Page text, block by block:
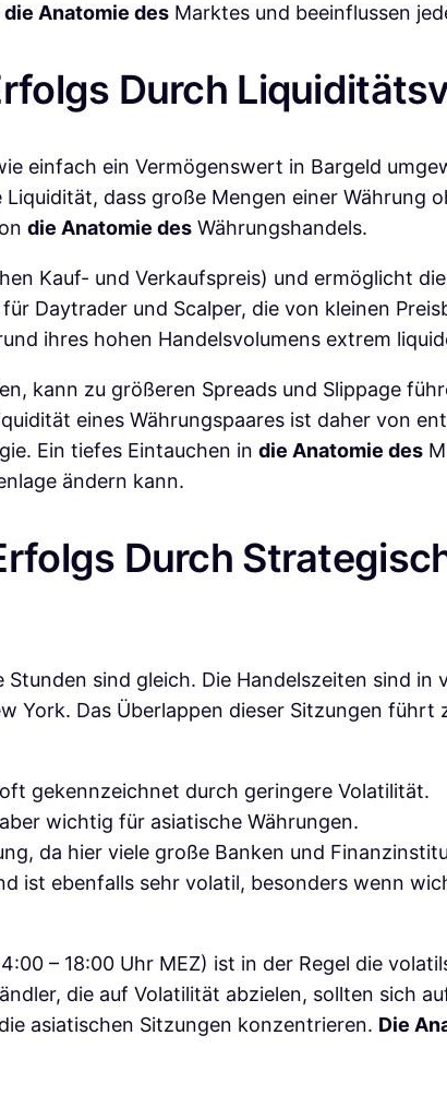
die Anatomie des Marktes und beeinflussen
Durch
einfach ein Vermögenswert in Bargeld
dass große Mengen einer Währung
die Anatomie des Währungshandels.
Kauf- und Verkaufspreis) und ermöglicht
Daytrader und Scalper, die von kleinen
ihres hohen Handelsvolumens extrem
kann zu größeren Spreads und Slippage
eines Währungspaares ist daher von
Ein tiefes Eintauchen in die Anatomie des
ändern kann.
Durch
sind gleich. Die Handelszeiten sind
York. Das Überlappen dieser Sitzungen
gekennzeichnet durch geringere Volatilität.
wichtig für asiatische Währungen.
da hier viele große Banken und
ist ebenfalls sehr volatil, besonders wenn
– 18:00 Uhr MEZ) ist in der Regel die
die auf Volatilität abzielen, sollten sich
asiatischen Sitzungen konzentrieren. Die